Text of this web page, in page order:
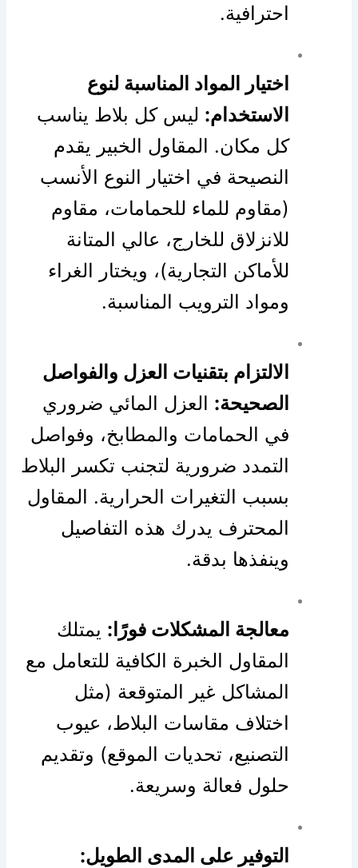
احترافية.
اختيار المواد المناسبة لنوع
الاستخدام: ليس كل بلاط يناسب
كل مكان. المقاول الخبير يقدم
النصيحة في اختيار النوع الأنسب
(مقاوم للماء للحمامات، مقاوم
للانزلاق للخارج، عالي المتانة
للأماكن التجارية)، ويختار الغراء
ومواد الترويب المناسبة.
الالتزام بتقنيات العزل والفواصل
الصحيحة: العزل المائي ضروري
في الحمامات والمطابخ، وفواصل
التمدد ضرورية لتجنب تكسر البلاط
بسبب التغيرات الحرارية. المقاول
المحترف يدرك هذه التفاصيل
وينفذها بدقة.
معالجة المشكلات فورًا: يمتلك
المقاول الخبرة الكافية للتعامل مع
المشاكل غير المتوقعة (مثل
اختلاف مقاسات البلاط، عيوب
التصنيع، تحديات الموقع) وتقديم
حلول فعالة وسريعة.
التوفير على المدى الطويل: